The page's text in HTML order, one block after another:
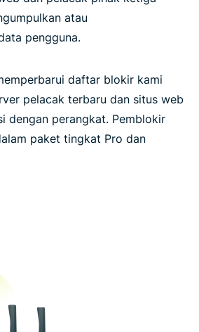
atau
pengguna.
daftar blokir kami
pelacak terbaru dan situs web
dengan perangkat. Pemblokir
paket tingkat Pro dan